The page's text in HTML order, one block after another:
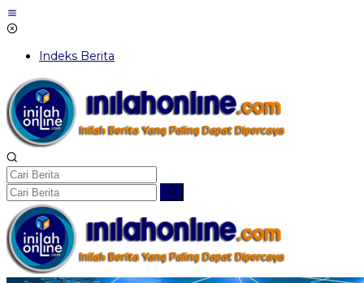
Lewati
ke
Indeks Berita